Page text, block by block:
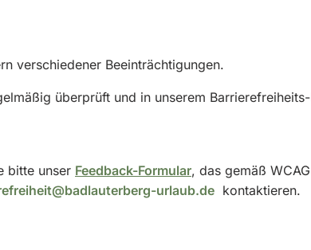
verschiedener Beeinträchtigungen.
überprüft und in unserem
bitte unser Feedback-Formular, das gemäß
urlaub.de kontaktieren.